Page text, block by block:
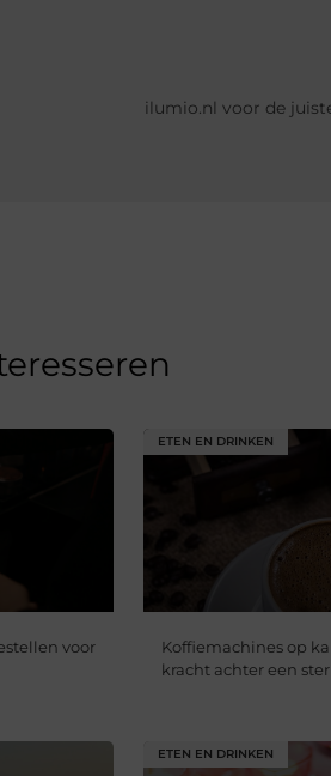
ilumio.nl voor de
voor
ETEN EN DRINKEN
Koffiemachines op
kracht achter een
ETEN EN DRINKEN